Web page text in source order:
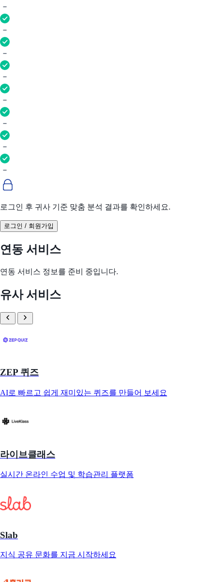
로그인 후 귀사 기준 맞춤 분석 결과를 확인하세요.
로그인 / 회원가입
연동 서비스
연동 서비스 정보를 준비 중입니다.
유사 서비스
ZEP 퀴즈
AI로 빠르고 쉽게 재미있는 퀴즈를 만들어 보세요
라이브클래스
실시간 온라인 수업 및 학습관리 플랫폼
Slab
지식 공유 문화를 지금 시작하세요